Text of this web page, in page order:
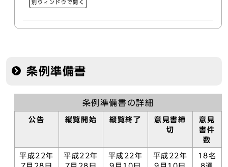
別ウィンドウで開く
条例準備書
条例準備書の詳細
公告 縦覧開始 縦覧終了
意見書締
切
意見
書件
数
平成22年
平成22年
平成22年
平成22年
18名